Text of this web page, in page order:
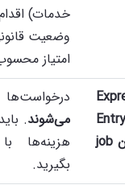
خدمات)
وضعیت
امتیاز
job
می‌شوند.
بگیرید.